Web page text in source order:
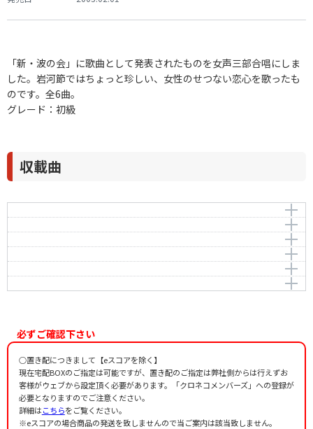
「新・波の会」に歌曲として発表されたものを女声三部合唱にしま
した。岩河節ではちょっと珍しい、女性のせつない恋心を歌ったも
のです。全6曲。
グレード：初級
収載曲
プロローグ
作曲者：岩河三郎
Iwakawa，Saburo
作詞者：宮田滋子
風鈴
作曲者：岩河三郎
Iwakawa，Saburo
作詞者：宮田滋子
好き
作曲者：岩河三郎
Iwakawa，Saburo
作詞者：宮田滋子
Date
作曲者：岩河三郎
Iwakawa，Saburo
罌粟（けし）の花がほしい
作曲者：岩河三郎
エピローグ
作詞者：宮田滋子
必ずご確認下さい
○置き配につきまして【eスコアを除く】
現在宅配BOXのご指定は可能ですが、置き配のご指定は弊社側からは行えずお
客様がウェブから設定頂く必要があります。「クロネコメンバーズ」への登録が
必要となりますのでご注意ください。
詳細はこちらをご覧ください。
※eスコアの場合商品の発送を致しませんので当ご案内は該当致しません。